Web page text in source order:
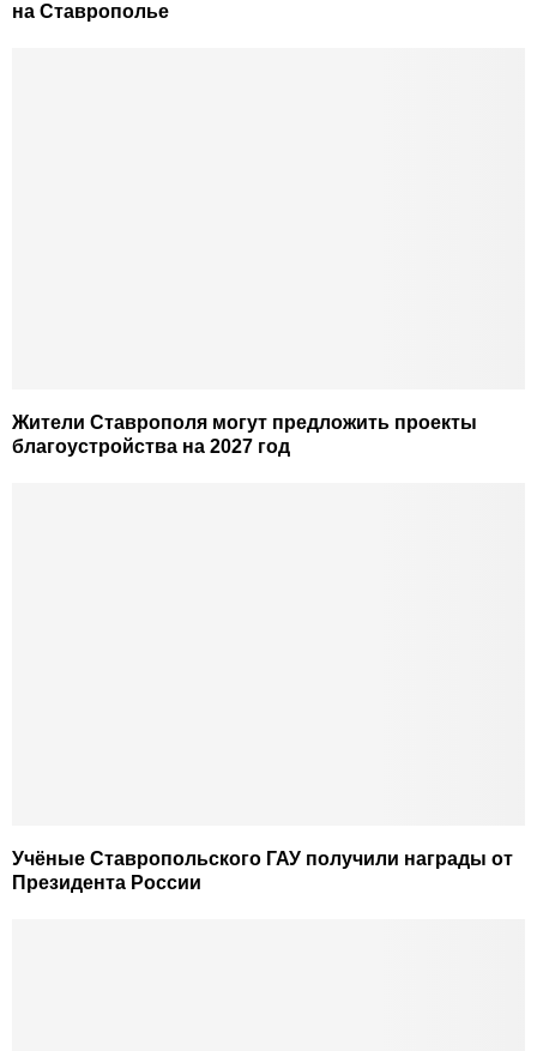
на Ставрополье
Жители Ставрополя могут предложить проекты
благоустройства на 2027 год
Учёные Ставропольского ГАУ получили награды от
Президента России